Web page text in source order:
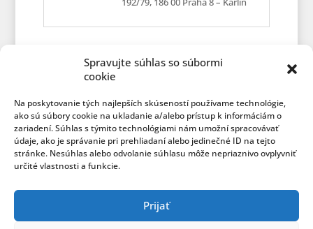
Spravujte súhlas so súbormi
cookie
Na poskytovanie tých najlepších skúseností používame technológie,
ako sú súbory cookie na ukladanie a/alebo prístup k informáciám o
zariadení. Súhlas s týmito technológiami nám umožní spracovávať
údaje, ako je správanie pri prehliadaní alebo jedinečné ID na tejto
stránke. Nesúhlas alebo odvolanie súhlasu môže nepriaznivo ovplyvniť
určité vlastnosti a funkcie.
Prijať
Další skvělé produkty
DX4™ Body
Balancing
System
Aloe Vera Gel